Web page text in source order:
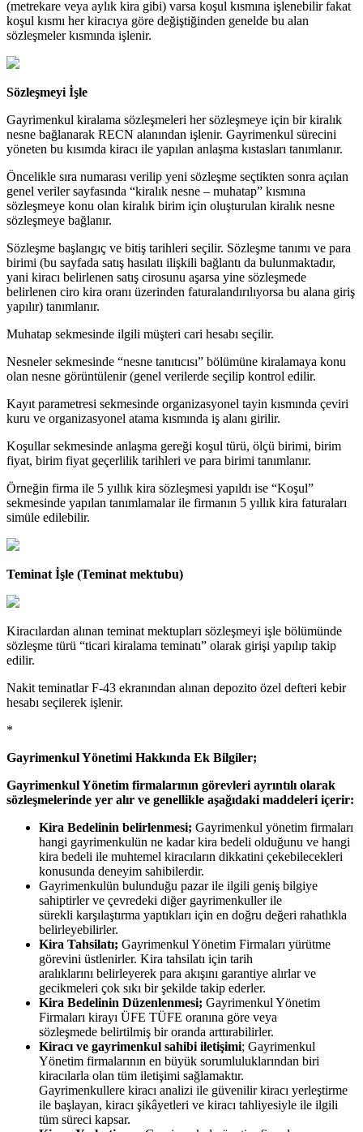
(metrekare veya aylık kira gibi) varsa koşul kısmına işlenebilir fakat
koşul kısmı her kiracıya göre değiştiğinden genelde bu alan
sözleşmeler kısmında işlenir.
Sözleşmeyi İşle
Gayrimenkul kiralama sözleşmeleri her sözleşmeye için bir kiralık
nesne bağlanarak RECN alanından işlenir. Gayrimenkul sürecini
yöneten bu kısımda kiracı ile yapılan anlaşma kıstasları tanımlanır.
Öncelikle sıra numarası verilip yeni sözleşme seçtikten sonra açılan
genel veriler sayfasında “kiralık nesne – muhatap” kısmına
sözleşmeye konu olan kiralık birim için oluşturulan kiralık nesne
sözleşmeye bağlanır.
Sözleşme başlangıç ve bitiş tarihleri seçilir. Sözleşme tanımı ve para
birimi (bu sayfada satış hasılatı ilişkili bağlantı da bulunmaktadır,
yani kiracı belirlenen satış cirosunu aşarsa yine sözleşmede
belirlenen ciro kira oranı üzerinden faturalandırılıyorsa bu alana giriş
yapılır) tanımlanır.
Muhatap sekmesinde ilgili müşteri cari hesabı seçilir.
Nesneler sekmesinde “nesne tanıtıcısı” bölümüne kiralamaya konu
olan nesne görüntülenir (genel verilerde seçilip kontrol edilir.
Kayıt parametresi sekmesinde organizasyonel tayin kısmında çeviri
kuru ve organizasyonel atama kısmında iş alanı girilir.
Koşullar sekmesinde anlaşma gereği koşul türü, ölçü birimi, birim
fiyat, birim fiyat geçerlilik tarihleri ve para birimi tanımlanır.
Örneğin firma ile 5 yıllık kira sözleşmesi yapıldı ise “Koşul”
sekmesinde yapılan tanımlamalar ile firmanın 5 yıllık kira faturaları
simüle edilebilir.
Teminat İşle (Teminat mektubu)
Kiracılardan alınan teminat mektupları sözleşmeyi işle bölümünde
sözleşme türü “ticari kiralama teminatı” olarak girişi yapılıp takip
edilir.
Nakit teminatlar F-43 ekranından alınan depozito özel defteri kebir
hesabı seçilerek işlenir.
*
Gayrimenkul Yönetimi Hakkında Ek Bilgiler;
Gayrimenkul Yönetim firmalarının görevleri ayrıntılı olarak
sözleşmelerinde yer alır ve genellikle aşağıdaki maddeleri içerir:
Kira Bedelinin belirlenmesi; Gayrimenkul yönetim firmaları
hangi gayrimenkulün ne kadar kira bedeli olduğunu ve hangi
kira bedeli ile muhtemel kiracıların dikkatini çekebilecekleri
konusunda deneyim sahibilerdir.
Gayrimenkulün bulunduğu pazar ile ilgili geniş bilgiye
sahiptirler ve çevredeki diğer gayrimenkuller ile
sürekli karşılaştırma yaptıkları için en doğru değeri rahatlıkla
belirleyebilirler.
Kira Tahsilatı; Gayrimenkul Yönetim Firmaları yürütme
görevini üstlenirler. Kira tahsilatı için tarih
aralıklarını belirleyerek para akışını garantiye alırlar ve
gecikmeleri çok sıkı bir şekilde takip ederler.
Kira Bedelinin Düzenlenmesi; Gayrimenkul Yönetim
Firmaları kirayı ÜFE TÜFE oranına göre veya
sözleşmede belirtilmiş bir oranda arttırabilirler.
Kiracı ve gayrimenkul sahibi iletişimi; Gayrimenkul
Yönetim firmalarının en büyük sorumluluklarından biri
kiracılarla olan tüm iletişimi sağlamaktır.
Gayrimenkullere kiracı analizi ile güvenilir kiracı yerleştirme
ile başlayan, kiracı şikâyetleri ve kiracı tahliyesiyle ile ilgili
tüm süreci kapsar.